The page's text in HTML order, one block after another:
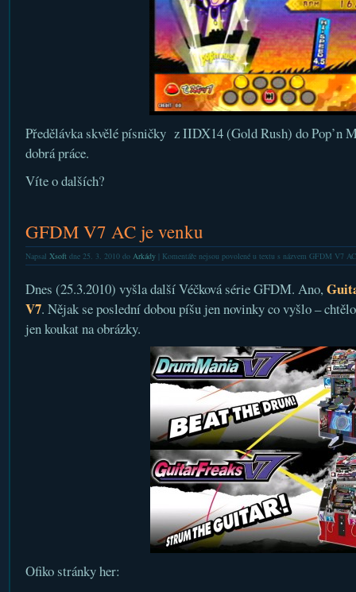
Předělávka skvělé písničky z IIDX14 (Gold Rush) do Pop’n
dobrá práce.
Víte o dalších?
GFDM V7 AC je venku
Napsal Xsoftdne 25. 3. 2010 do Arkády| Komentáře nejsou povolenéu textu s názvem GFDM V7
Dnes (25.3.2010) vyšla další Véčková série GFDM. Ano,
V7. Nějak se poslední dobou píšu jen novinky co vyšlo –
jen koukat na obrázky.
Ofiko stránky her: